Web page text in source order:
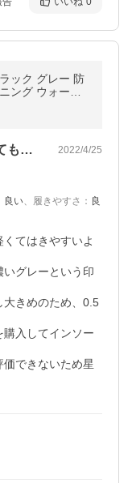
ック グレー 防
ング ウォーキ
680
息子の通学用に購入しました。とても軽く… 2022/4/25
良い、 履きやすさ ： 良
てはきやすいよ
グレーという印
大きめのため、0.5
入してインソー
価できないため星